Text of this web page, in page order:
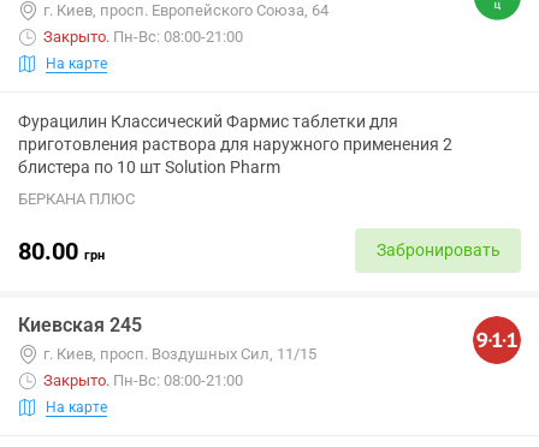
г. Киев, просп. Европейского Союза, 64
Закрыто. Пн-Вс: 08:00-21:00
На карте
Фурацилин Классический Фармис таблетки для
приготовления раствора для наружного применения 2
блистера по 10 шт Solution Pharm
БЕРКАНА ПЛЮС
80.00 грн Забронировать
Киевская 245
г. Киев, просп. Воздушных Сил, 11/15
Закрыто. Пн-Вс: 08:00-21:00
На карте